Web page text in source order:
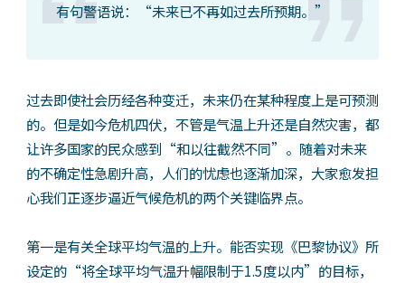
有句警语说：“未来已不再如过去所预期。”
过去即使社会历经各种变迁，未来仍在某种程度上是可预测
的。但是如今危机四伏，不管是气温上升还是自然灾害，都
让许多国家的民众感到“和以往截然不同”。随着对未来
的不确定性急剧升高，人们的忧虑也逐渐加深，大家愈发担
心我们正逐步逼近气候危机的两个关键临界点。
第一是有关全球平均气温的上升。能否实现《巴黎协议》所
设定的“将全球平均气温升幅限制于1.5度以内”的目标，